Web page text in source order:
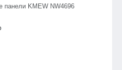
KMEW NW4696